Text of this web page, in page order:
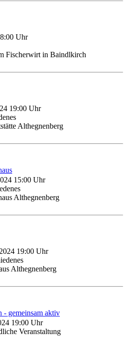
Uhr
Fischerwirt in Baindlkirch
19:00 Uhr
Althegnenberg
15:00 Uhr
Althegnenberg
19:00 Uhr
Althegnenberg
- gemeinsam aktiv
19:00 Uhr
Veranstaltung